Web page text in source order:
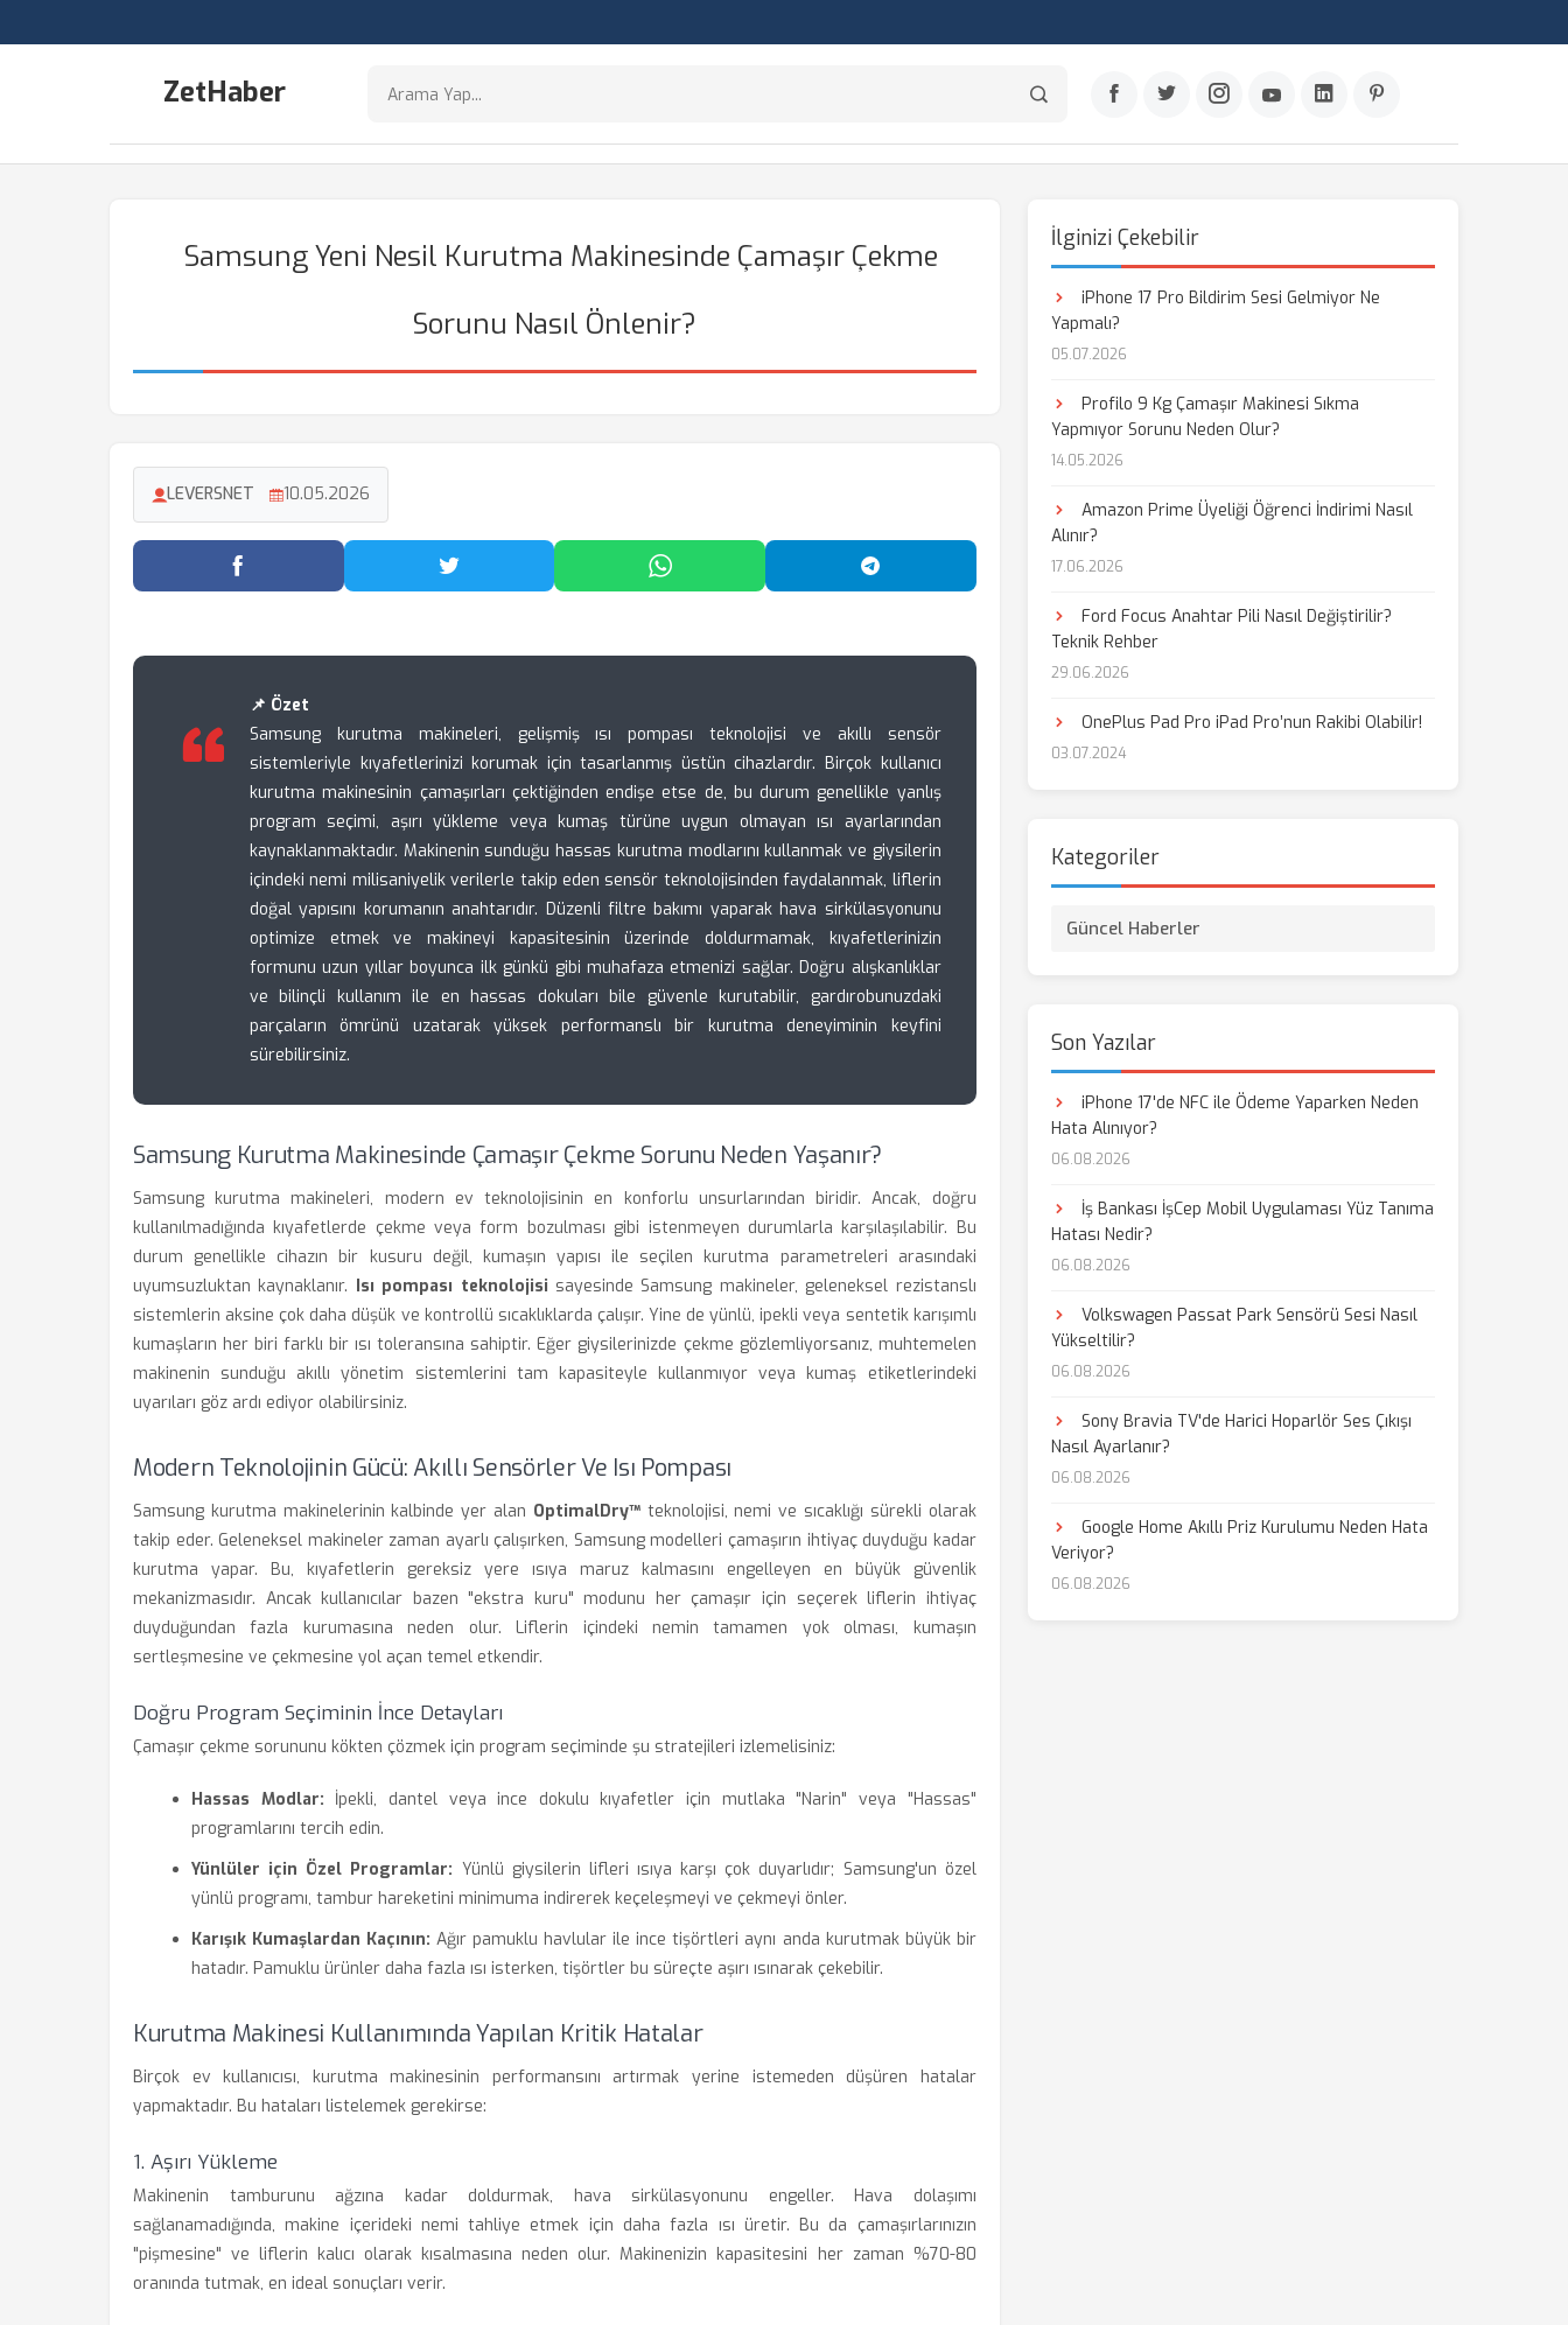
ZetHaber
Samsung Yeni Nesil Kurutma Makinesinde Çamaşır Çekme
Sorunu Nasıl Önlenir?
LEVERSNET 10.05.2026
Facebook'ta Paylaş Twitter'da Paylaş WhatsApp'ta Paylaş Telegram'da Paylaş
📌 Özet
Samsung kurutma makineleri, gelişmiş ısı pompası teknolojisi ve akıllı sensör
sistemleriyle kıyafetlerinizi korumak için tasarlanmış üstün cihazlardır. Birçok kullanıcı
kurutma makinesinin çamaşırları çektiğinden endişe etse de, bu durum genellikle yanlış
program seçimi, aşırı yükleme veya kumaş türüne uygun olmayan ısı ayarlarından
kaynaklanmaktadır. Makinenin sunduğu hassas kurutma modlarını kullanmak ve giysilerin
içindeki nemi milisaniyelik verilerle takip eden sensör teknolojisinden faydalanmak, liflerin
doğal yapısını korumanın anahtarıdır. Düzenli filtre bakımı yaparak hava sirkülasyonunu
optimize etmek ve makineyi kapasitesinin üzerinde doldurmamak, kıyafetlerinizin
formunu uzun yıllar boyunca ilk günkü gibi muhafaza etmenizi sağlar. Doğru alışkanlıklar
ve bilinçli kullanım ile en hassas dokuları bile güvenle kurutabilir, gardırobunuzdaki
parçaların ömrünü uzatarak yüksek performanslı bir kurutma deneyiminin keyfini
sürebilirsiniz.
Samsung Kurutma Makinesinde Çamaşır Çekme Sorunu Neden Yaşanır?
Samsung kurutma makineleri, modern ev teknolojisinin en konforlu unsurlarından biridir. Ancak, doğru
kullanılmadığında kıyafetlerde çekme veya form bozulması gibi istenmeyen durumlarla karşılaşılabilir. Bu
durum genellikle cihazın bir kusuru değil, kumaşın yapısı ile seçilen kurutma parametreleri arasındaki
uyumsuzluktan kaynaklanır. Isı pompası teknolojisi sayesinde Samsung makineler, geleneksel rezistanslı
sistemlerin aksine çok daha düşük ve kontrollü sıcaklıklarda çalışır. Yine de yünlü, ipekli veya sentetik karışımlı
kumaşların her biri farklı bir ısı toleransına sahiptir. Eğer giysilerinizde çekme gözlemliyorsanız, muhtemelen
makinenin sunduğu akıllı yönetim sistemlerini tam kapasiteyle kullanmıyor veya kumaş etiketlerindeki
uyarıları göz ardı ediyor olabilirsiniz.
Modern Teknolojinin Gücü: Akıllı Sensörler Ve Isı Pompası
Samsung kurutma makinelerinin kalbinde yer alan OptimalDry™teknolojisi, nemi ve sıcaklığı sürekli olarak
takip eder. Geleneksel makineler zaman ayarlı çalışırken, Samsung modelleri çamaşırın ihtiyaç duyduğu kadar
kurutma yapar. Bu, kıyafetlerin gereksiz yere ısıya maruz kalmasını engelleyen en büyük güvenlik
mekanizmasıdır. Ancak kullanıcılar bazen "ekstra kuru" modunu her çamaşır için seçerek liflerin ihtiyaç
duyduğundan fazla kurumasına neden olur. Liflerin içindeki nemin tamamen yok olması, kumaşın
sertleşmesine ve çekmesine yol açan temel etkendir.
Doğru Program Seçiminin İnce Detayları
Çamaşır çekme sorununu kökten çözmek için program seçiminde şu stratejileri izlemelisiniz:
Hassas Modlar: İpekli, dantel veya ince dokulu kıyafetler için mutlaka "Narin" veya "Hassas"
programlarını tercih edin.
Yünlüler için Özel Programlar: Yünlü giysilerin lifleri ısıya karşı çok duyarlıdır; Samsung'un özel
yünlü programı, tambur hareketini minimuma indirerek keçeleşmeyi ve çekmeyi önler.
Karışık Kumaşlardan Kaçının: Ağır pamuklu havlular ile ince tişörtleri aynı anda kurutmak büyük bir
hatadır. Pamuklu ürünler daha fazla ısı isterken, tişörtler bu süreçte aşırı ısınarak çekebilir.
Kurutma Makinesi Kullanımında Yapılan Kritik Hatalar
Birçok ev kullanıcısı, kurutma makinesinin performansını artırmak yerine istemeden düşüren hatalar
yapmaktadır. Bu hataları listelemek gerekirse:
1. Aşırı Yükleme
Makinenin tamburunu ağzına kadar doldurmak, hava sirkülasyonunu engeller. Hava dolaşımı
sağlanamadığında, makine içerideki nemi tahliye etmek için daha fazla ısı üretir. Bu da çamaşırlarınızın
"pişmesine" ve liflerin kalıcı olarak kısalmasına neden olur. Makinenizin kapasitesini her zaman %70-80
oranında tutmak, en ideal sonuçları verir.
İlginizi Çekebilir
iPhone 17 Pro Bildirim Sesi Gelmiyor Ne
Yapmalı?
05.07.2026
Profilo 9 Kg Çamaşır Makinesi Sıkma
Yapmıyor Sorunu Neden Olur?
14.05.2026
Amazon Prime Üyeliği Öğrenci İndirimi Nasıl
Alınır?
17.06.2026
Ford Focus Anahtar Pili Nasıl Değiştirilir?
Teknik Rehber
29.06.2026
OnePlus Pad Pro iPad Pro’nun Rakibi Olabilir!
03.07.2024
Kategoriler
Güncel Haberler
Son Yazılar
iPhone 17'de NFC ile Ödeme Yaparken Neden
Hata Alınıyor?
06.08.2026
İş Bankası İşCep Mobil Uygulaması Yüz Tanıma
Hatası Nedir?
06.08.2026
Volkswagen Passat Park Sensörü Sesi Nasıl
Yükseltilir?
06.08.2026
Sony Bravia TV'de Harici Hoparlör Ses Çıkışı
Nasıl Ayarlanır?
06.08.2026
Google Home Akıllı Priz Kurulumu Neden Hata
Veriyor?
06.08.2026